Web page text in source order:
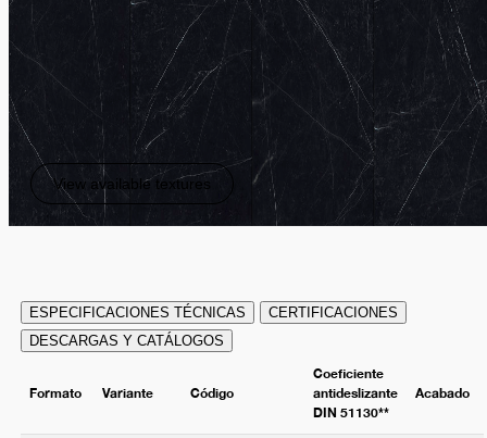
View available textures
ESPECIFICACIONES TÉCNICAS
CERTIFICACIONES
DESCARGAS Y CATÁLOGOS
Formato Variante Código
Coeficiente
antideslizante
DIN 51130**
Acabado